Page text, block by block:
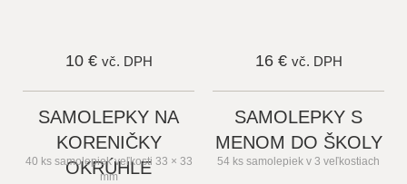
10 € vč. DPH 16 € vč. DPH
SAMOLEPKY NA
KORENIČKY
OKRÚHLE
40 ks samolepiek veľkosti 33 × 33
mm
SAMOLEPKY S
MENOM DO ŠKOLY
54 ks samolepiek v 3 veľkostiach